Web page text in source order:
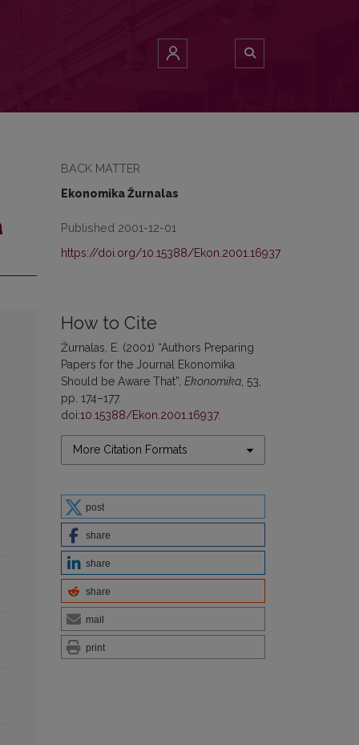
BACK MATTER
Ekonomika Žurnalas
Published 2001-12-01
https://doi.org/10.15388/Ekon.2001.16937
How to Cite
Žurnalas, E. (2001) “Authors Preparing
Papers for the Journal Ekonomika
Should be Aware That”, Ekonomika , 53,
pp. 174–177.
doi:10.15388/Ekon.2001.16937.
More Citation Formats
post
share
share
share
mail
print